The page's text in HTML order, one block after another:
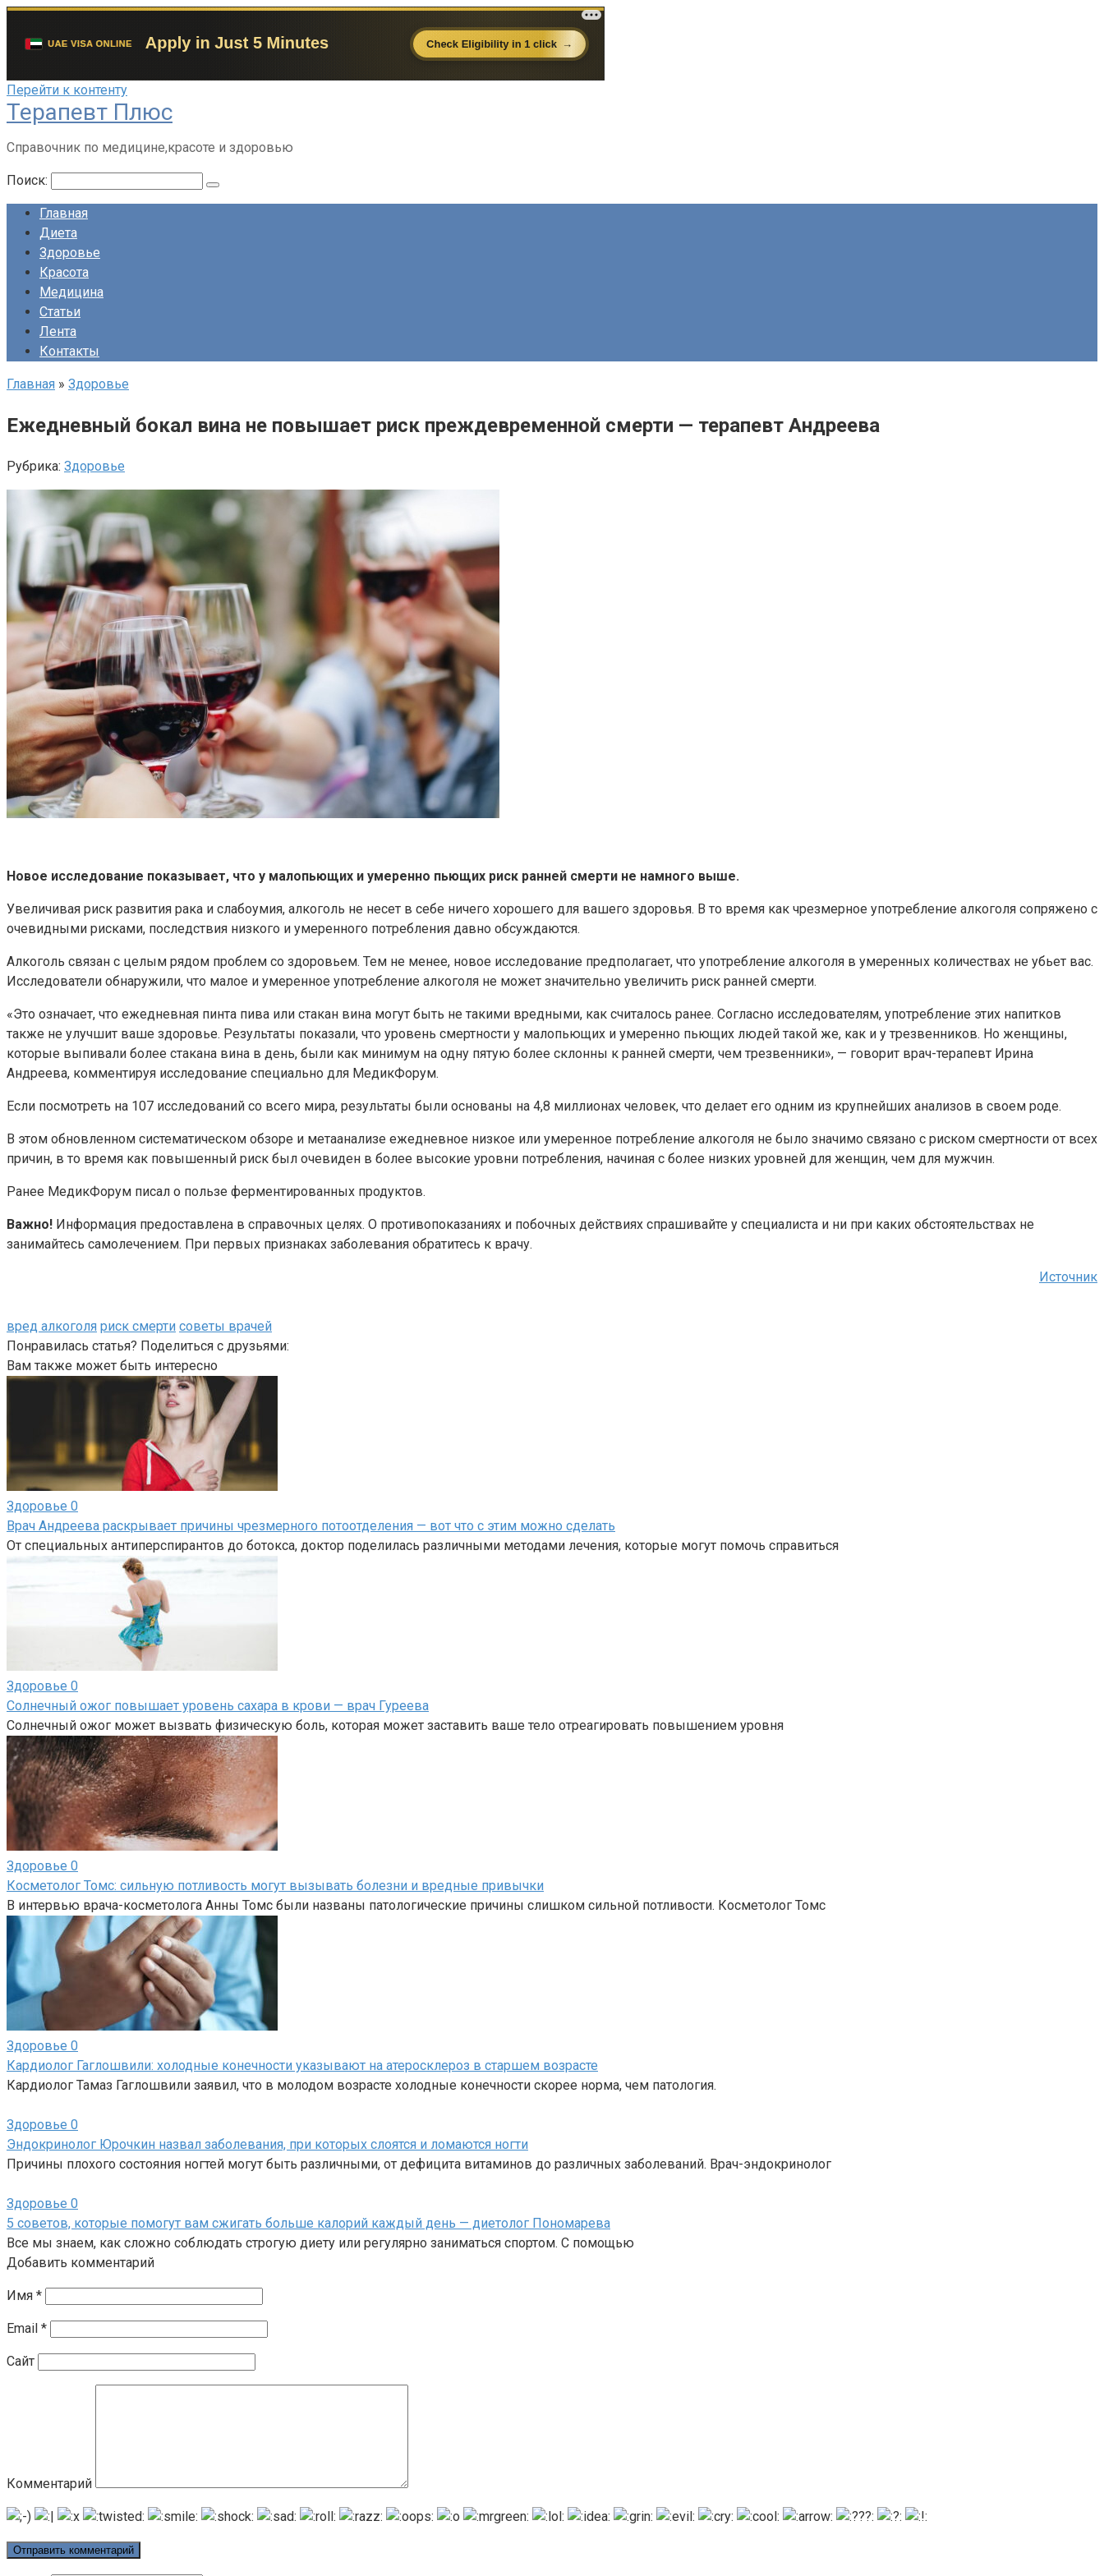
Перейти к контенту
Терапевт Плюс
Справочник по медицине,красоте и здоровью
Поиск:
Главная
Диета
Здоровье
Красота
Медицина
Статьи
Лента
Контакты
Главная » Здоровье
Ежедневный бокал вина не повышает риск преждевременной смерти — терапевт Андреева
Рубрика: Здоровье
Новое исследование показывает, что у малопьющих и умеренно пьющих риск ранней смерти не намного выше.
Увеличивая риск развития рака и слабоумия, алкоголь не несет в себе ничего хорошего для вашего здоровья. В то время как чрезмерное употребление алкоголя сопряжено с
очевидными рисками, последствия низкого и умеренного потребления давно обсуждаются.
Алкоголь связан с целым рядом проблем со здоровьем. Тем не менее, новое исследование предполагает, что употребление алкоголя в умеренных количествах не убьет вас.
Исследователи обнаружили, что малое и умеренное употребление алкоголя не может значительно увеличить риск ранней смерти.
«Это означает, что ежедневная пинта пива или стакан вина могут быть не такими вредными, как считалось ранее. Согласно исследователям, употребление этих напитков
также не улучшит ваше здоровье. Результаты показали, что уровень смертности у малопьющих и умеренно пьющих людей такой же, как и у трезвенников. Но женщины,
которые выпивали более стакана вина в день, были как минимум на одну пятую более склонны к ранней смерти, чем трезвенники», — говорит врач-терапевт Ирина
Андреева, комментируя исследование специально для МедикФорум.
Если посмотреть на 107 исследований со всего мира, результаты были основаны на 4,8 миллионах человек, что делает его одним из крупнейших анализов в своем роде.
В этом обновленном систематическом обзоре и метаанализе ежедневное низкое или умеренное потребление алкоголя не было значимо связано с риском смертности от всех
причин, в то время как повышенный риск был очевиден в более высокие уровни потребления, начиная с более низких уровней для женщин, чем для мужчин.
Ранее МедикФорум писал о пользе ферментированных продуктов.
Важно! Информация предоставлена в справочных целях. О противопоказаниях и побочных действиях спрашивайте у специалиста и ни при каких обстоятельствах не
занимайтесь самолечением. При первых признаках заболевания обратитесь к врачу.
Источник
вред алкоголя риск смерти советы врачей
Понравилась статья? Поделиться с друзьями:
Вам также может быть интересно
Здоровье 0
Врач Андреева раскрывает причины чрезмерного потоотделения — вот что с этим можно сделать
От специальных антиперспирантов до ботокса, доктор поделилась различными методами лечения, которые могут помочь справиться
Здоровье 0
Солнечный ожог повышает уровень сахара в крови — врач Гуреева
Солнечный ожог может вызвать физическую боль, которая может заставить ваше тело отреагировать повышением уровня
Здоровье 0
Косметолог Томс: сильную потливость могут вызывать болезни и вредные привычки
В интервью врача-косметолога Анны Томс были названы патологические причины слишком сильной потливости. Косметолог Томс
Здоровье 0
Кардиолог Гаглошвили: холодные конечности указывают на атеросклероз в старшем возрасте
Кардиолог Тамаз Гаглошвили заявил, что в молодом возрасте холодные конечности скорее норма, чем патология.
Здоровье 0
Эндокринолог Юрочкин назвал заболевания, при которых слоятся и ломаются ногти
Причины плохого состояния ногтей могут быть различными, от дефицита витаминов до различных заболеваний. Врач-эндокринолог
Здоровье 0
5 советов, которые помогут вам сжигать больше калорий каждый день — диетолог Пономарева
Все мы знаем, как сложно соблюдать строгую диету или регулярно заниматься спортом. С помощью
Добавить комментарий
Имя *
Email *
Сайт
Комментарий